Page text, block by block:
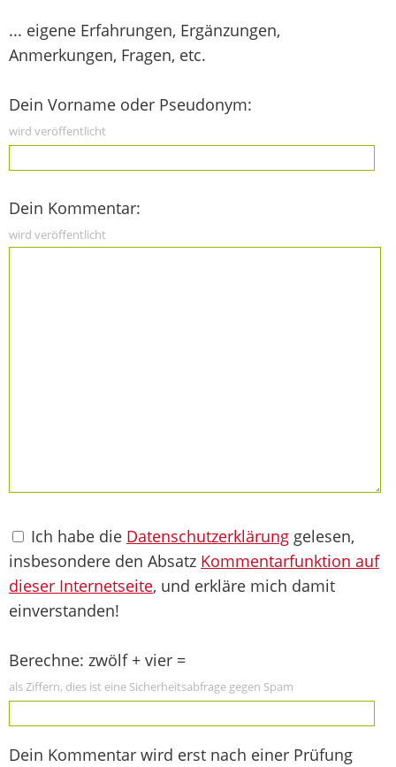
... eigene Erfahrungen, Ergänzungen,
Anmerkungen, Fragen, etc.
Dein Vorname oder Pseudonym:
wird veröffentlicht
Dein Kommentar:
wird veröffentlicht
Ich habe die Datenschutzerklärung gelesen,
insbesondere den Absatz Kommentarfunktion auf
dieser Internetseite, und erkläre mich damit
einverstanden!
Berechne: zwölf + vier =
als Ziffern, dies ist eine Sicherheitsabfrage gegen Spam
Dein Kommentar wird erst nach einer Prüfung